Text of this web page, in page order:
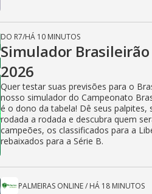
DO R7/HÁ 10 MINUTOS
Simulador Brasileirão
2026
Quer testar suas previsões para o
nosso simulador do Campeonato
é o dono da tabela! Dê seus palpites,
rodada a rodada e descubra quem
campeões, os classificados para a
rebaixados para a Série B.
PALMEIRAS ONLINE/ HÁ 18 MINUTOS